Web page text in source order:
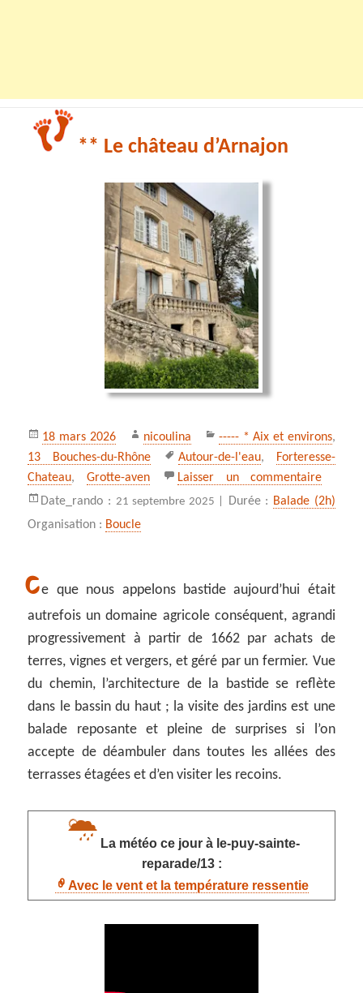
** Le château d’Arnajon
Publié
le
18 mars 2026 Auteur
nicoulina Catégories
----- * Aix et environs,
13 Bouches-du-Rhône
Mots-
clés
Autour-de-l'eau, Forteresse-
Chateau,Grotte-aven Laisser un commentairesur **
Date_rando : 21 septembre 2025 | Durée : Balade (2h)
Organisation : Boucle
Ce que nous appelons bastide aujourd’hui était
autrefois un domaine agricole conséquent, agrandi
progressivement à partir de 1662 par achats de
terres, vignes et vergers, et géré par un fermier. Vue
du chemin, l’architecture de la bastide se reflète
dans le bassin du haut ; la visite des jardins est une
balade reposante et pleine de surprises si l’on
accepte de déambuler dans toutes les allées des
terrasses étagées et d’en visiter les recoins.
La météo ce jour à le-puy-sainte-
reparade/13 :
Avec le vent et la température ressentie